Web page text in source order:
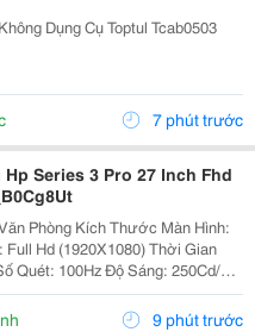
Dụng Cụ Toptul Tcab0503
7 phút trước
Series 3 Pro 27 Inch Fhd
Thước Màn Hình:
Thịnh 406/55 Cộng
9 phút trước